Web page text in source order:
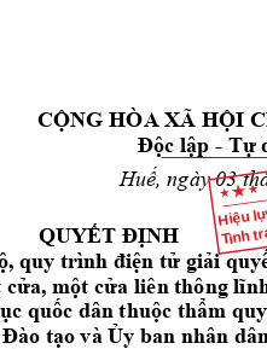
Hiệu
Tình
CỘNG HÒA XÃ HỘI
Độc lập - Tự
Huế, ngày 03
QUYẾT ĐỊNH
quy trình điện tử giải
cửa, một cửa liên thông
quốc dân thuộc thẩm
Đào tạo và Ủy ban nhân dân